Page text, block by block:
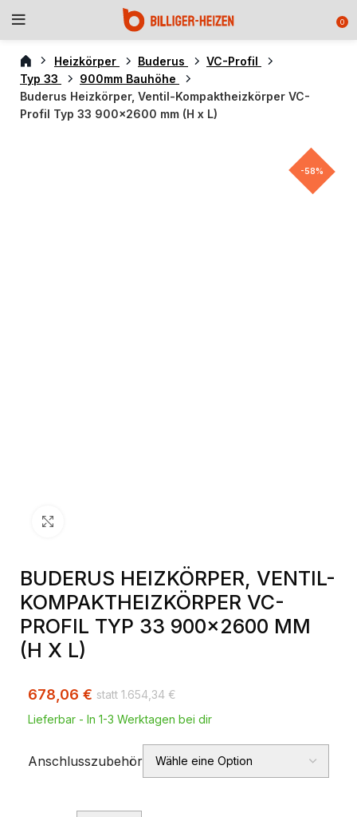
0
Heizkörper Buderus
VC-Profil
Typ 33
900mm Bauhöhe
Buderus Heizkörper, Ventil-Kompaktheizkörper VC-
Profil Typ 33 900×2600 mm (H x L)
-58%
BUDERUS HEIZKÖRPER, VENTIL-
KOMPAKTHEIZKÖRPER VC-
PROFIL TYP 33 900×2600 MM
(H X L)
1.654,34 €
678,06 €
Lieferbar - In 1-3 Werktagen bei dir
Anschlusszubehör